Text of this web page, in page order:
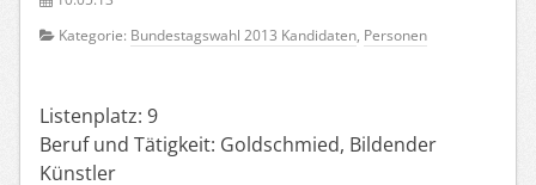
Kategorie: Bundestagswahl 2013 Kandidaten, Personen
Listenplatz: 9
Beruf und Tätigkeit: Goldschmied, Bildender
Künstler